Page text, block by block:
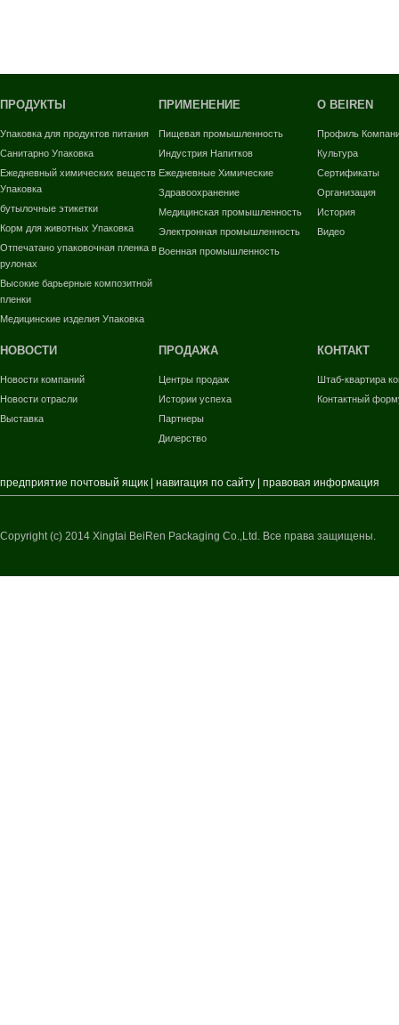
ПРОДУКТЫ
Упаковка для продуктов питания
Санитарно Упаковка
Ежедневный химических веществ
Упаковка
бутылочные этикетки
Корм для животных Упаковка
Отпечатано упаковочная пленка в
рулонах
Высокие барьерные композитной
пленки
Медицинские изделия Упаковка
ПРИМЕНЕНИЕ
Пищевая промышленность
Индустрия Напитков
Ежедневные Химические
Здравоохранение
Медицинская промышленность
Электронная промышленность
Военная промышленность
О BEIREN
Профиль
Культура
Сертификаты
Организация
История
Видео
НОВОСТИ
Новости компаний
Новости отрасли
Выставка
ПРОДАЖА
Центры продаж
Истории успеха
Партнеры
Дилерство
КОНТАКТ
Штаб-квартира
Контактный
предприятие почтовый ящик навигация по сайту правовая информация
Copyright (c) 2014 Xingtai BeiRen Packaging Co.,Ltd. Все права защищены.